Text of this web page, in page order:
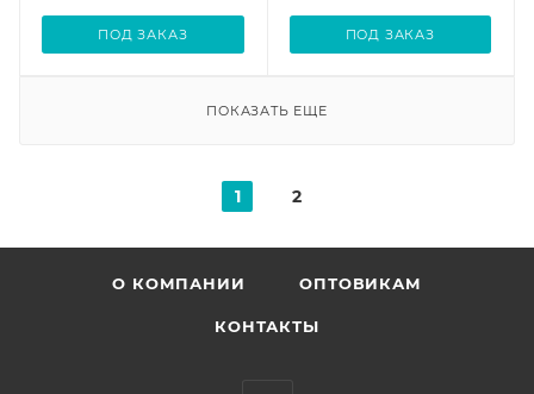
ПОД ЗАКАЗ ПОД ЗАКАЗ
ПОКАЗАТЬ ЕЩЕ
1 2
О КОМПАНИИ ОПТОВИКАМ
КОНТАКТЫ